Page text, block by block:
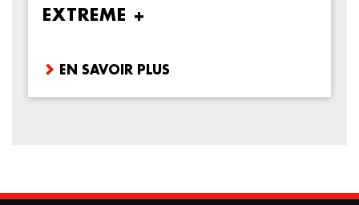
EXTREME +
EN SAVOIR PLUS